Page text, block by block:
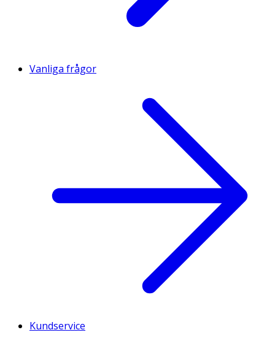
Vanliga frågor
Kundservice